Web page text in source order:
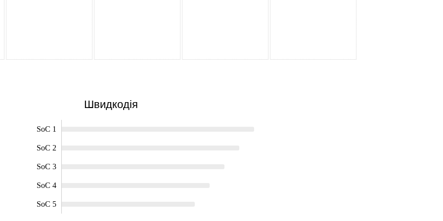
Швидкодія
SoC 1
SoC 2
SoC 3
SoC 4
SoC 5